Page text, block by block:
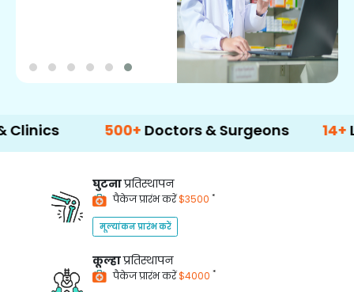
500+ Doctors & Surgeons 14+
घुटनाप्रतिस्थापन
पैकेज प्रारंभ करें$3500 *
मूल्यांकन प्रारंभ करें
कूल्हाप्रतिस्थापन
पैकेज प्रारंभ करें$4000 *